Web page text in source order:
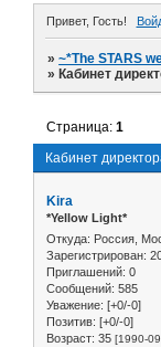
Привет, Гость!
»~*The STARS
»Кабинет
Кабинет
Страница:1
Kira
*Yellow Light*
Откуда: Россия,
Зарегистрирован:
Приглашений: 0
Сообщений: 585
Уважение: [+0/-0]
Позитив: [+0/-0]
Возраст: 35 [1990-